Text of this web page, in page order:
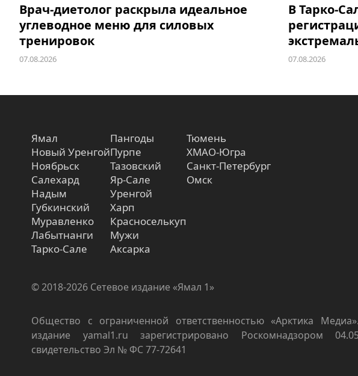
Врач-диетолог раскрыла идеальное
углеводное меню для силовых
тренировок
07.08.2026
В Тарко-
07.08.2026
Ямал
Новый Уренгой
Ноябрьск
Салехард
Надым
Губкинский
Муравленко
Лабытнанги
Тарко-Сале
Пангоды
Пурпе
Тазовский
Яр-Сале
Уренгой
Харп
Красноселькуп
Мужи
Аксарка
Тюмень
ХМАО-Югра
Санкт-Петербург
Омск
© 2018-2026 Сетевое издание «Ямал 1»
Общество с ограниченной ответственностью «Арктика
издание yamal1.ru зарегистрировано Роскомнадзором
свидетельство Эл № ФС 77-72641